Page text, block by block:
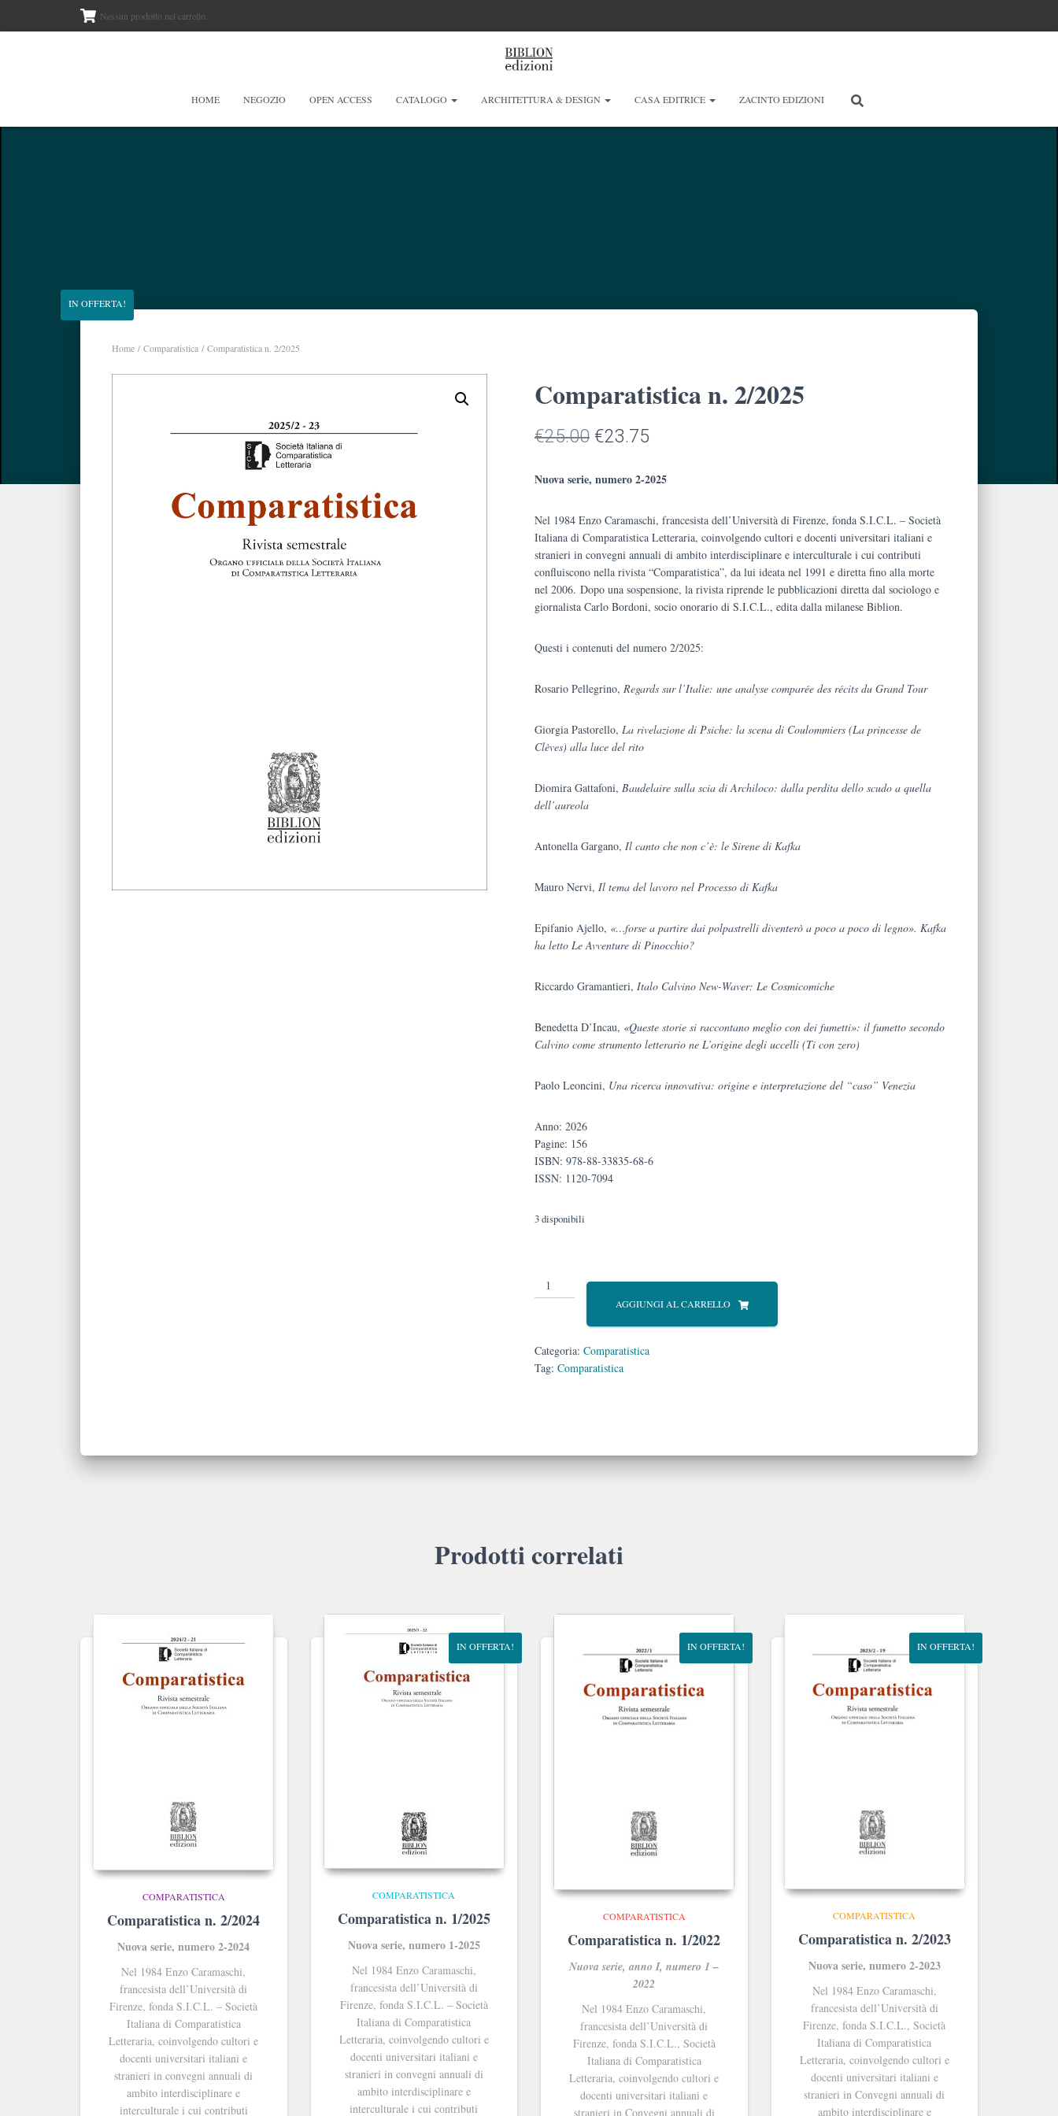
Nessun prodotto nel carrello.
HOME NEGOZIO OPEN ACCESS CATALOGO ARCHITETTURA & DESIGN CASA EDITRICE ZACINTO EDIZIONI
Home /Comparatistica / Comparatistica n. 2/2025
IN OFFERTA!
Comparatistica n. 2/2025
€25.00 Il
era:
€25.00.
€23.75
è:
€23.75.
Nuova serie, numero 2-2025
Nel 1984 Enzo Caramaschi, francesista dell’Università di Firenze, fonda S.I.C.L. ‒ Società
Italiana di Comparatistica Letteraria, coinvolgendo cultori e docenti universitari italiani e
stranieri in convegni annuali di ambito interdisciplinare e interculturale i cui contributi
confluiscono nella rivista “Comparatistica”, da lui ideata nel 1991 e diretta fino alla morte
nel 2006. Dopo una sospensione, la rivista riprende le pubblicazioni diretta dal sociologo e
giornalista Carlo Bordoni, socio onorario di S.I.C.L., edita dalla milanese Biblion.
Questi i contenuti del numero 2/2025:
Rosario Pellegrino, Regards sur l’Italie: une analyse comparée des récits du Grand Tour
Giorgia Pastorello, La rivelazione di Psiche: la scena di Coulommiers (La princesse de
Clèves) alla luce del rito
Diomira Gattafoni, Baudelaire sulla scia di Archiloco: dalla perdita dello scudo a quella
dell’aureola
Antonella Gargano, Il canto che non c’è: le Sirene di Kafka
Mauro Nervi, Il tema del lavoro nel Processo di Kafka
Epifanio Ajello, «…forse a partire dai polpastrelli diventerò a poco a poco di legno». Kafka
ha letto Le Avventure di Pinocchio?
Riccardo Gramantieri, Italo Calvino New-Waver: Le Cosmicomiche
Benedetta D’Incau, «Queste storie si raccontano meglio con dei fumetti»: il fumetto secondo
Calvino come strumento letterario ne L’origine degli uccelli (Ti con zero)
Paolo Leoncini, Una ricerca innovativa: origine e interpretazione del “caso” Venezia
Anno: 2026
Pagine: 156
ISBN: 978-88-33835-68-6
ISSN: 1120-7094
3 disponibili
Comparatistica
n.
AGGIUNGI AL CARRELLO
Categoria: Comparatistica
Tag: Comparatistica
Prodotti correlati
COMPARATISTICA
Comparatistica n. 2/2024
Nuova serie, numero 2-2024
Nel 1984 Enzo Caramaschi,
francesista dell’Università di
Firenze, fonda S.I.C.L. ‒ Società
Italiana di Comparatistica
Letteraria, coinvolgendo cultori e
docenti universitari italiani e
stranieri in convegni annuali di
ambito interdisciplinare e
interculturale i cui contributi
IN OFFERTA!
COMPARATISTICA
Comparatistica n. 1/2025
Nuova serie, numero 1-2025
Nel 1984 Enzo Caramaschi,
francesista dell’Università di
Firenze, fonda S.I.C.L. ‒ Società
Italiana di Comparatistica
Letteraria, coinvolgendo cultori e
docenti universitari italiani e
stranieri in convegni annuali di
ambito interdisciplinare e
interculturale i cui contributi
IN OFFERTA!
COMPARATISTICA
Comparatistica n. 1/2022
Nuova serie, anno I, numero 1 –
2022
Nel 1984 Enzo Caramaschi,
francesista dell’Università di
Firenze, fonda S.I.C.L., Società
Italiana di Comparatistica
Letteraria, coinvolgendo cultori e
docenti universitari italiani e
stranieri in Convegni annuali di
IN OFFERTA!
COMPARATISTICA
Comparatistica n. 2/2023
Nuova serie, numero 2-2023
Nel 1984 Enzo Caramaschi,
francesista dell’Università di
Firenze, fonda S.I.C.L., Società
Italiana di Comparatistica
Letteraria, coinvolgendo cultori e
docenti universitari italiani e
stranieri in Convegni annuali di
ambito interdisciplinare e